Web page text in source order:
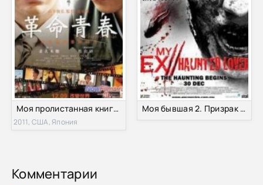
Моя пролистанная книга / Моя последняя страница (2011)
2011, США, Япония
Моя бывшая 2. Призрак (2010)
Комментарии